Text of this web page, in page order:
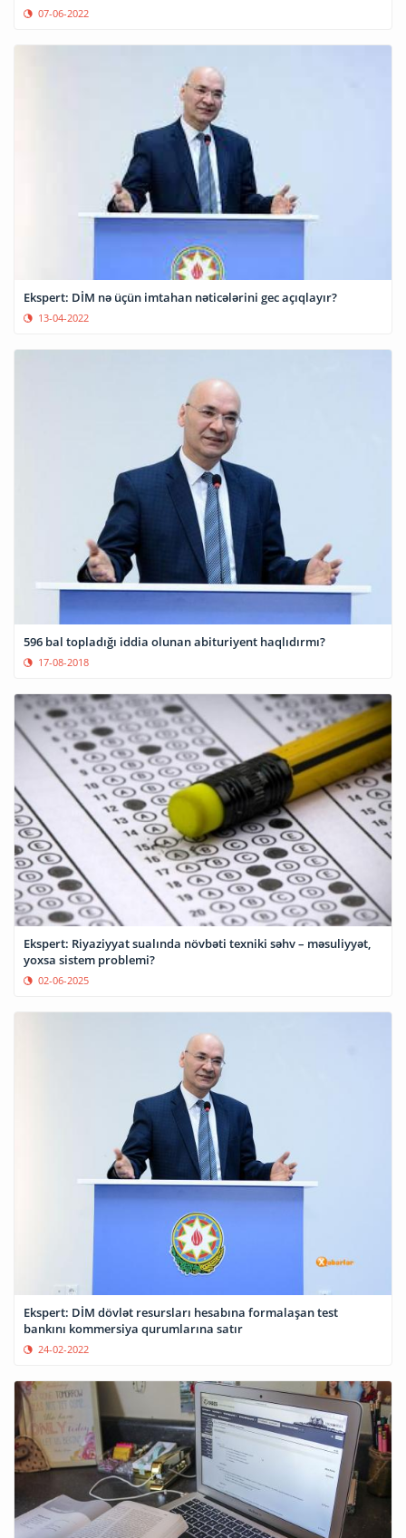
07-06-2022
Ekspert: DİM nə üçün imtahan nəticələrini gec açıqlayır?
13-04-2022
596 bal topladığı iddia olunan abituriyent haqlıdırmı?
17-08-2018
Ekspert: Riyaziyyat sualında növbəti texniki səhv – məsuliyyət,
yoxsa sistem problemi?
02-06-2025
Ekspert: DİM dövlət resursları hesabına formalaşan test
bankını kommersiya qurumlarına satır
24-02-2022